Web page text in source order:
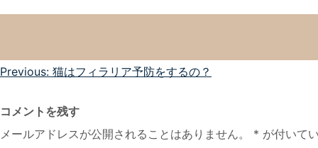
投
ナ
ビ
Previous: 猫はフィラリア予防をするの？
コメントを残す
メールアドレスが公開されることはありません。
* が付いて